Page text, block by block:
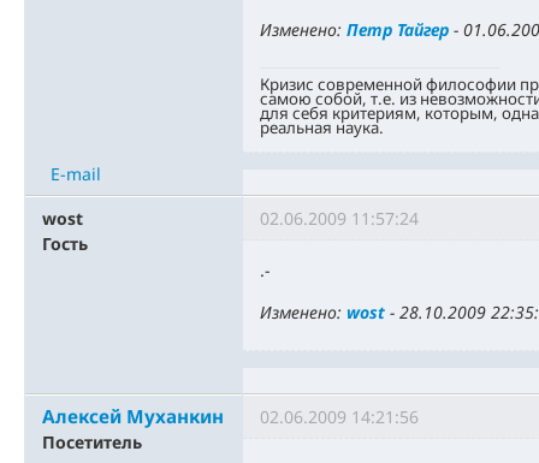
Изменено: Петр Тайгер -
Кризис современной философии
самою собой, т.е. из
для себя критериям, которым,
реальная наука.
E-mail
wost
Гость
02.06.2009 11:57:24
.-
Изменено: wost - 28.10.2009
Алексей Муханкин
Посетитель
02.06.2009 14:21:56